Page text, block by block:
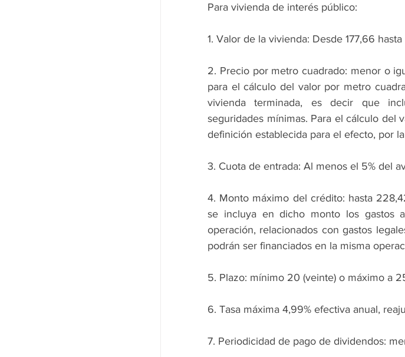
Para vivienda de interés público:
1. Valor de la vivienda: Desde 177,66
2. Precio por metro cuadrado: menor o
para el cálculo del valor por metro
vivienda terminada, es decir que
seguridades mínimas. Para el cálculo del
definición establecida para el efecto, por
3. Cuota de entrada: Al menos el 5% del
4. Monto máximo del crédito: hasta
se incluya en dicho monto los gastos
operación, relacionados con gastos
podrán ser financiados en la misma
5. Plazo: mínimo 20 (veinte) o máximo a
6. Tasa máxima 4,99% efectiva anual,
7. Periodicidad de pago de dividendos: